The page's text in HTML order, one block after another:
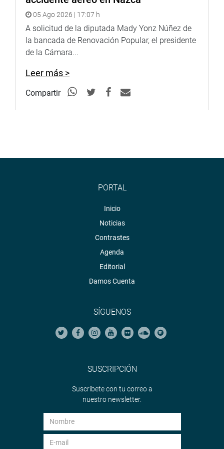
Lima, 27 de agosto de 2020
PRENSA-CONGRESO
05 Ago 2026 | 17:07 h
A solicitud de la diputada Mady Yonz Núñez de
la bancada de Renovación Popular, el presidente
de la Cámara...
Leer más >
Compartir
PORTAL
Inicio
Noticias
Contrastes
Agenda
Editorial
Damos Cuenta
SÍGUENOS
SUSCRIPCIÓN
Suscríbete con tu correo a
nuestro newsletter.